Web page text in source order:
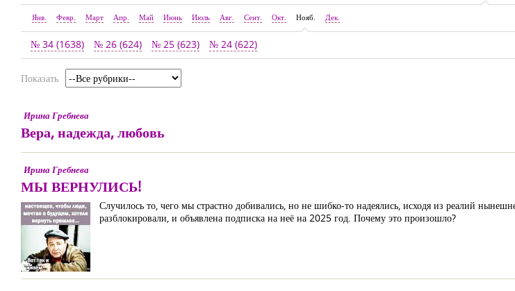
Янв. Февр. Март Апр. Май Июнь Июль Авг. Сент. Окт. Нояб. Дек.
№ 34 (1638) № 26 (624) № 25 (623) № 24 (622)
Показать
Ирина Гребнева
Вера, надежда, любовь
Ирина Гребнева
МЫ ВЕРНУЛИСЬ!
Случилось то, чего мы страстно добивались, но не шибко-то надеялись, исходя из реалий
разблокировали, и объявлена подписка на неё на 2025 год. Почему это произошло?